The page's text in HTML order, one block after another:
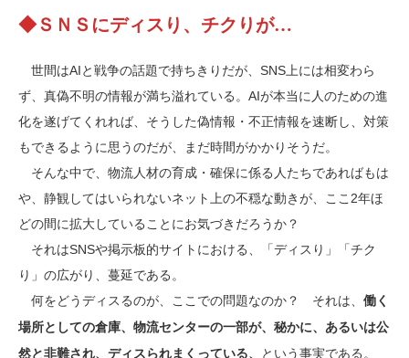
◆ＳＮＳにディスり、チクりが…
世間はAIと戦争の話題で持ちきりだが、SNS上には相変わら
ず、真偽不明の情報が満ち溢れている。AIが本当に人のための進
化を遂げてくれれば、そうした偽情報・不正情報を速断し、対策
もできるように思うのだが、まだ時間がかかりそうだ。
そんな中で、物流人材の育成・確保に係る人たちであればもは
や、静観してはいられないネット上の不穏な動きが、ここ2年ほ
どの間に拡大していることにお気づきだろうか？
それはSNSや掲示板的サイトにおける、「ディスり」「チク
り」の広がり、蔓延である。
何をどうディスるのが、ここでの問題なのか？ それは、 働く
場所としての倉庫、物流センターの一部が、秘かに、あるいは公
然と非難され、ディスられまくっている、
という事実である。